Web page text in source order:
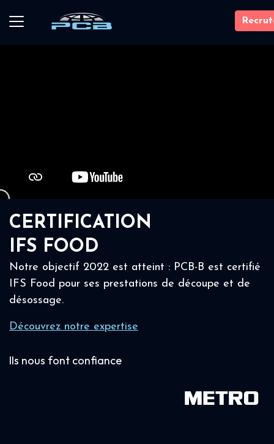
CERTIFICATION
IFS FOOD
Notre objectif 2022 est atteint : PCB-B est certifié
IFS Food pour ses prestations de découpe et de
désossage.
Découvrez notre expertise
Ils nous font confiance